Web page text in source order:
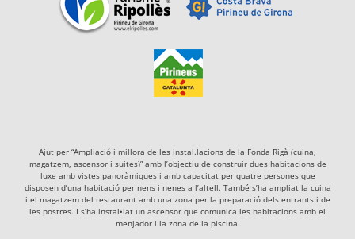
Ajut per “Ampliació i millora de les instal.lacions de la Fonda Rigà (cuina,
magatzem, ascensor i suites)” amb l’objectiu de construir dues habitacions de
luxe amb vistes panoràmiques i amb capacitat per quatre persones que
disposen d’una habitació per nens i nenes a l’altell. També s’ha ampliat la cuina
i el magatzem del restaurant amb una zona per la preparació dels entrants i de
les postres. I s’ha instal•lat un ascensor que comunica les habitacions amb el
menjador i la zona de la piscina.